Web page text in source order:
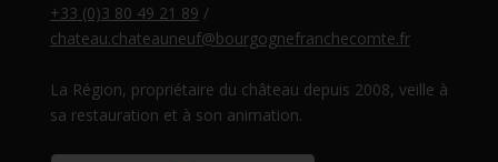
+33 (0)3 80 49 21 89 /
chateau.chateauneuf@bourgognefranchecomte.fr
La Région, propriétaire du château depuis 2008, veille à
sa restauration et à son animation.